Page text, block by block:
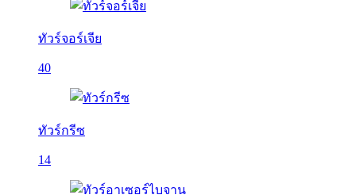
ทัวร์จอร์เจีย
40
ทัวร์กรีซ
14